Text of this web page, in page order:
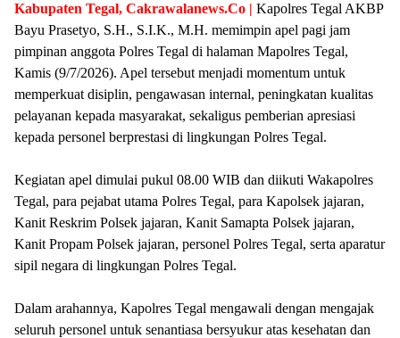
Kabupaten Tegal, Cakrawalanews.Co | Kapolres Tegal AKBP
Bayu Prasetyo, S.H., S.I.K., M.H. memimpin apel pagi jam
pimpinan anggota Polres Tegal di halaman Mapolres Tegal,
Kamis (9/7/2026). Apel tersebut menjadi momentum untuk
memperkuat disiplin, pengawasan internal, peningkatan kualitas
pelayanan kepada masyarakat, sekaligus pemberian apresiasi
kepada personel berprestasi di lingkungan Polres Tegal.
Kegiatan apel dimulai pukul 08.00 WIB dan diikuti Wakapolres
Tegal, para pejabat utama Polres Tegal, para Kapolsek jajaran,
Kanit Reskrim Polsek jajaran, Kanit Samapta Polsek jajaran,
Kanit Propam Polsek jajaran, personel Polres Tegal, serta aparatur
sipil negara di lingkungan Polres Tegal.
Dalam arahannya, Kapolres Tegal mengawali dengan mengajak
seluruh personel untuk senantiasa bersyukur atas kesehatan dan